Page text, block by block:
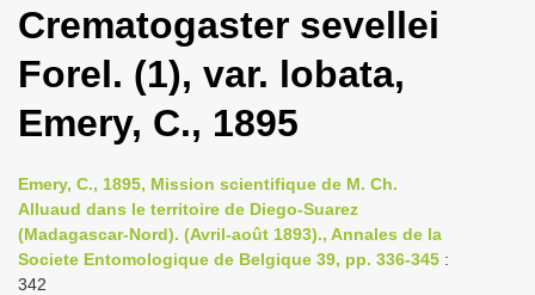
g
l
n
v
i
g
Crematogaster sevellei
Forel. (1), var. lobata,
Emery, C., 1895
Emery, C., 1895, Mission scientifique de M. Ch.
Alluaud dans le territoire de Diego-Suarez
(Madagascar-Nord). (Avril-août 1893)., Annales de la
Societe Entomologique de Belgique 39, pp. 336-345 :
342